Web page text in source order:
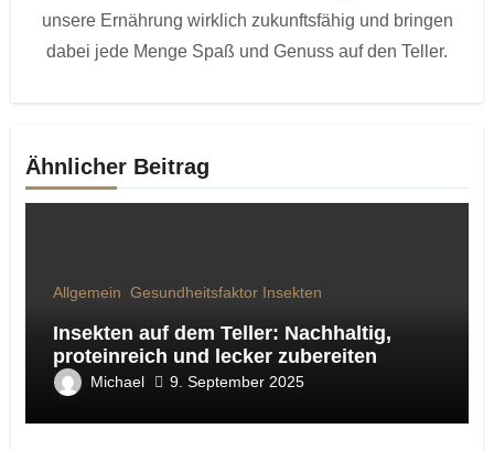
unsere Ernährung wirklich zukunftsfähig und bringen
dabei jede Menge Spaß und Genuss auf den Teller.
Ähnlicher Beitrag
Allgemein Gesundheitsfaktor Insekten
Insekten auf dem Teller: Nachhaltig,
proteinreich und lecker zubereiten
Michael 9. September 2025